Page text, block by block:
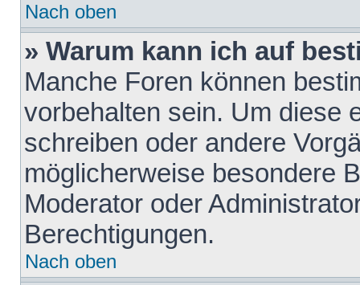
Nach oben
» Warum kann ich auf
Manche Foren können
vorbehalten sein. Um diese
schreiben oder andere
möglicherweise besondere
Moderator oder
Berechtigungen.
Nach oben